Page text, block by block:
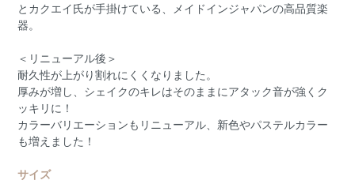
とカクエイ氏が手掛けている、メイドインジャパンの高品質楽
器。
＜リニューアル後＞
耐久性が上がり割れにくくなりました。
厚みが増し、シェイクのキレはそのままにアタック音が強くク
ッキリに！
カラーバリエーションもリニューアル、新色やパステルカラー
も増えました！
サイズ